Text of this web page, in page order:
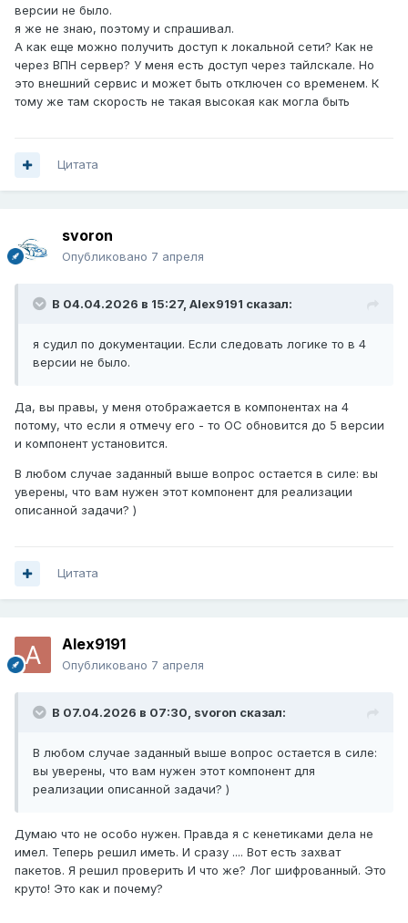
версии не было.
я же не знаю, поэтому и спрашивал.
А как еще можно получить доступ к локальной сети? Как не
через ВПН сервер? У меня есть доступ через тайлскале. Но
это внешний сервис и может быть отключен со временем. К
тому же там скорость не такая высокая как могла быть
Цитата
svoron
Опубликовано 7 апреля
В 04.04.2026 в 15:27, Alex9191 сказал:
я судил по документации. Если следовать логике то в 4
версии не было.
Да, вы правы, у меня отображается в компонентах на 4
потому, что если я отмечу его - то ОС обновится до 5 версии
и компонент установится.
В любом случае заданный выше вопрос остается в силе: вы
уверены, что вам нужен этот компонент для реализации
описанной задачи? )
Цитата
Alex9191
Опубликовано 7 апреля
В 07.04.2026 в 07:30, svoron сказал:
В любом случае заданный выше вопрос остается в силе:
вы уверены, что вам нужен этот компонент для
реализации описанной задачи? )
Думаю что не особо нужен. Правда я с кенетиками дела не
имел. Теперь решил иметь. И сразу .... Вот есть захват
пакетов. Я решил проверить И что же? Лог шифрованный. Это
круто! Это как и почему?